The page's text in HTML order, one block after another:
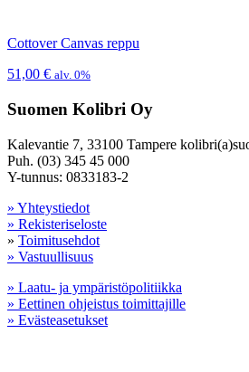
Cottover Canvas reppu
51,00 € alv. 0%
Suomen Kolibri Oy
Kalevantie 7, 33100 Tampere
Puh. (03) 345 45 000
Y-tunnus: 0833183-2
» Yhteystiedot
» Rekisteriseloste
» Toimitusehdot
» Vastuullisuus
» Laatu- ja ympäristöpolitiikka
» Eettinen ohjeistus toimittajille
» Evästeasetukset